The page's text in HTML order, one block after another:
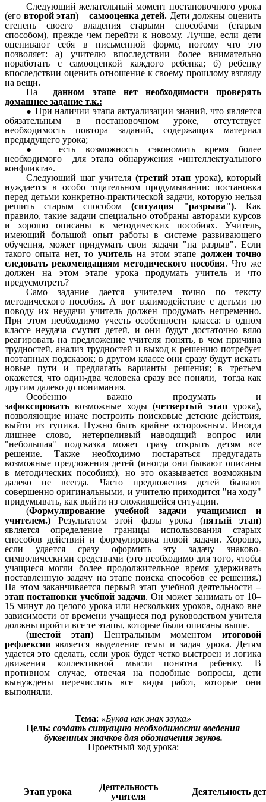
Следующий желательный момент постановочного урока
(его второй этап) – самооценка детей. Дети должны оценить
степень своего владения старыми способами (старым
способом), прежде чем перейти к новому. Лучше, если дети
оценивают себя в письменной форме, потому что это
позволяет: а) учителю впоследствии более внимательно
поработать с самооценкой каждого ребенка; б) ребенку
впоследствии оценить отношение к своему прошлому взгляду
на вещи.
На
данном этапе нет необходимости проверять
домашнее задание т.к.:
При наличии этапа актуализации знаний, что является
обязательным в постановочном уроке, отсутствует
необходимость повтора заданий, содержащих материал
предыдущего урока;
есть возможность сэкономить время более
необходимого для этапа обнаружения «интеллектуального
конфликта».
Следующий шаг учителя (третий этап урока), который
нуждается в особо тщательном продумывании: постановка
перед детьми конкретно-практической задачи, которую нельзя
решить старым способом (ситуация "разрыва"). Как
правило, такие задачи специально отобраны авторами курсов
и хорошо описаны в методических пособиях. Учитель,
имеющий большой опыт работы в системе развивающего
обучения, может придумать свои задачи "на разрыв". Если
такого опыта нет, то учительна этом этапе должен точно
следовать рекомендациям методического пособия. Что же
должен на этом этапе урока продумать учитель и что
предусмотреть?
Само задание дается учителем точно по тексту
методического пособия. А вот взаимодействие с детьми по
поводу их неудачи учитель должен продумать непременно.
При этом необходимо учесть особенности класса: в одном
классе неудача смутит детей, и они будут достаточно вяло
реагировать на предложение учителя понять, в чем причина
трудностей, анализ трудностей и выход к решению потребует
поэтапных подсказок; в другом классе они сразу будут искать
новые пути и предлагать варианты решения; в третьем
окажется, что один-два человека сразу все поняли, тогда как
другим далеко до понимания.
Особенно важно продумать и
зафиксировать возможные ходы (четвертый этапурока),
позволяющие иначе построить поисковые детские действия,
выйти из тупика. Нужно быть крайне осторожным. Иногда
лишнее слово, нетерпеливый наводящий вопрос или
"небольшая" подсказка может сразу открыть детям все
решение. Также необходимо постараться предугадать
возможные предложения детей (иногда они бывают описаны
в методических пособиях), но это оказывается возможным
далеко не всегда. Часто предложения детей бывают
совершенно оригинальными, и учителю приходится "на ходу"
придумывать, как выйти из сложившейся ситуации.
(Формулирование учебной задачи учащимися и
учителем.) Результатом этой фазы урока (пятый этап)
является определение границы использования старых
способов действий и формулировка новой задачи. Хорошо,
если удается сразу оформить эту задачу знаково-
символическими средствами (это необходимо для того, чтобы
учащиеся могли более продолжительное время удерживать
поставленную задачу на этапе поиска способов ее решения.)
На этом заканчивается первый этап учебной деятельности–
этап постановки учебной задачи. Он может занимать от 10–
15 минут до целого урока или нескольких уроков, однако вне
зависимости от времени учащиеся под руководством учителя
должны пройти все те этапы, которые были описаны выше.
(шестой этап) Центральным моментом итоговой
рефлексии является выделение темы и задач урока. Детям
удается это сделать, если урок будет четко выстроен и логика
движения коллективной мысли понятна ребенку. В
противном случае, отвечая на подобные вопросы, дети
вынуждены перечислять все виды работ, которые они
выполняли.
Тема: «Буква как знак звука»
Цель: создать ситуацию необходимости введения
буквенных значков для обозначения звуков.
Проектный ход урока:
Этап урока
Деятельность
учителя
Деятельность